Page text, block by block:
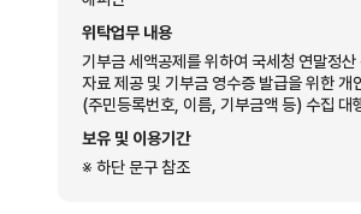
위탁업무 내용
기부금 세액공제를 위하여 국세청 연말정
자료 제공 및 기부금 영수증 발급을 위한 개
(주민등록번호, 이름, 기부금액 등) 수집 대
보유 및 이용기간
※ 하단 문구 참조